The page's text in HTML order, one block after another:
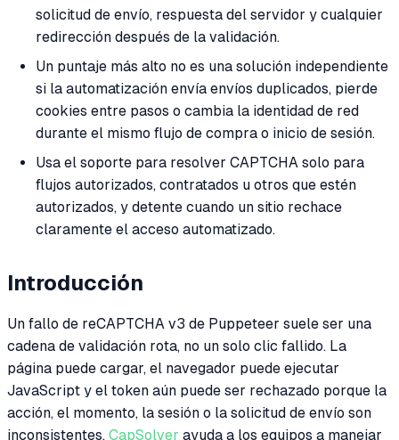
solicitud de envío, respuesta del servidor y cualquier
redirección después de la validación.
Un puntaje más alto no es una solución independiente
si la automatización envía envíos duplicados, pierde
cookies entre pasos o cambia la identidad de red
durante el mismo flujo de compra o inicio de sesión.
Usa el soporte para resolver CAPTCHA solo para
flujos autorizados, contratados u otros que estén
autorizados, y detente cuando un sitio rechace
claramente el acceso automatizado.
Introducción
Un fallo de reCAPTCHA v3 de Puppeteer suele ser una
cadena de validación rota, no un solo clic fallido. La
página puede cargar, el navegador puede ejecutar
JavaScript y el token aún puede ser rechazado porque la
acción, el momento, la sesión o la solicitud de envío son
inconsistentes. CapSolver ayuda a los equipos a manejar